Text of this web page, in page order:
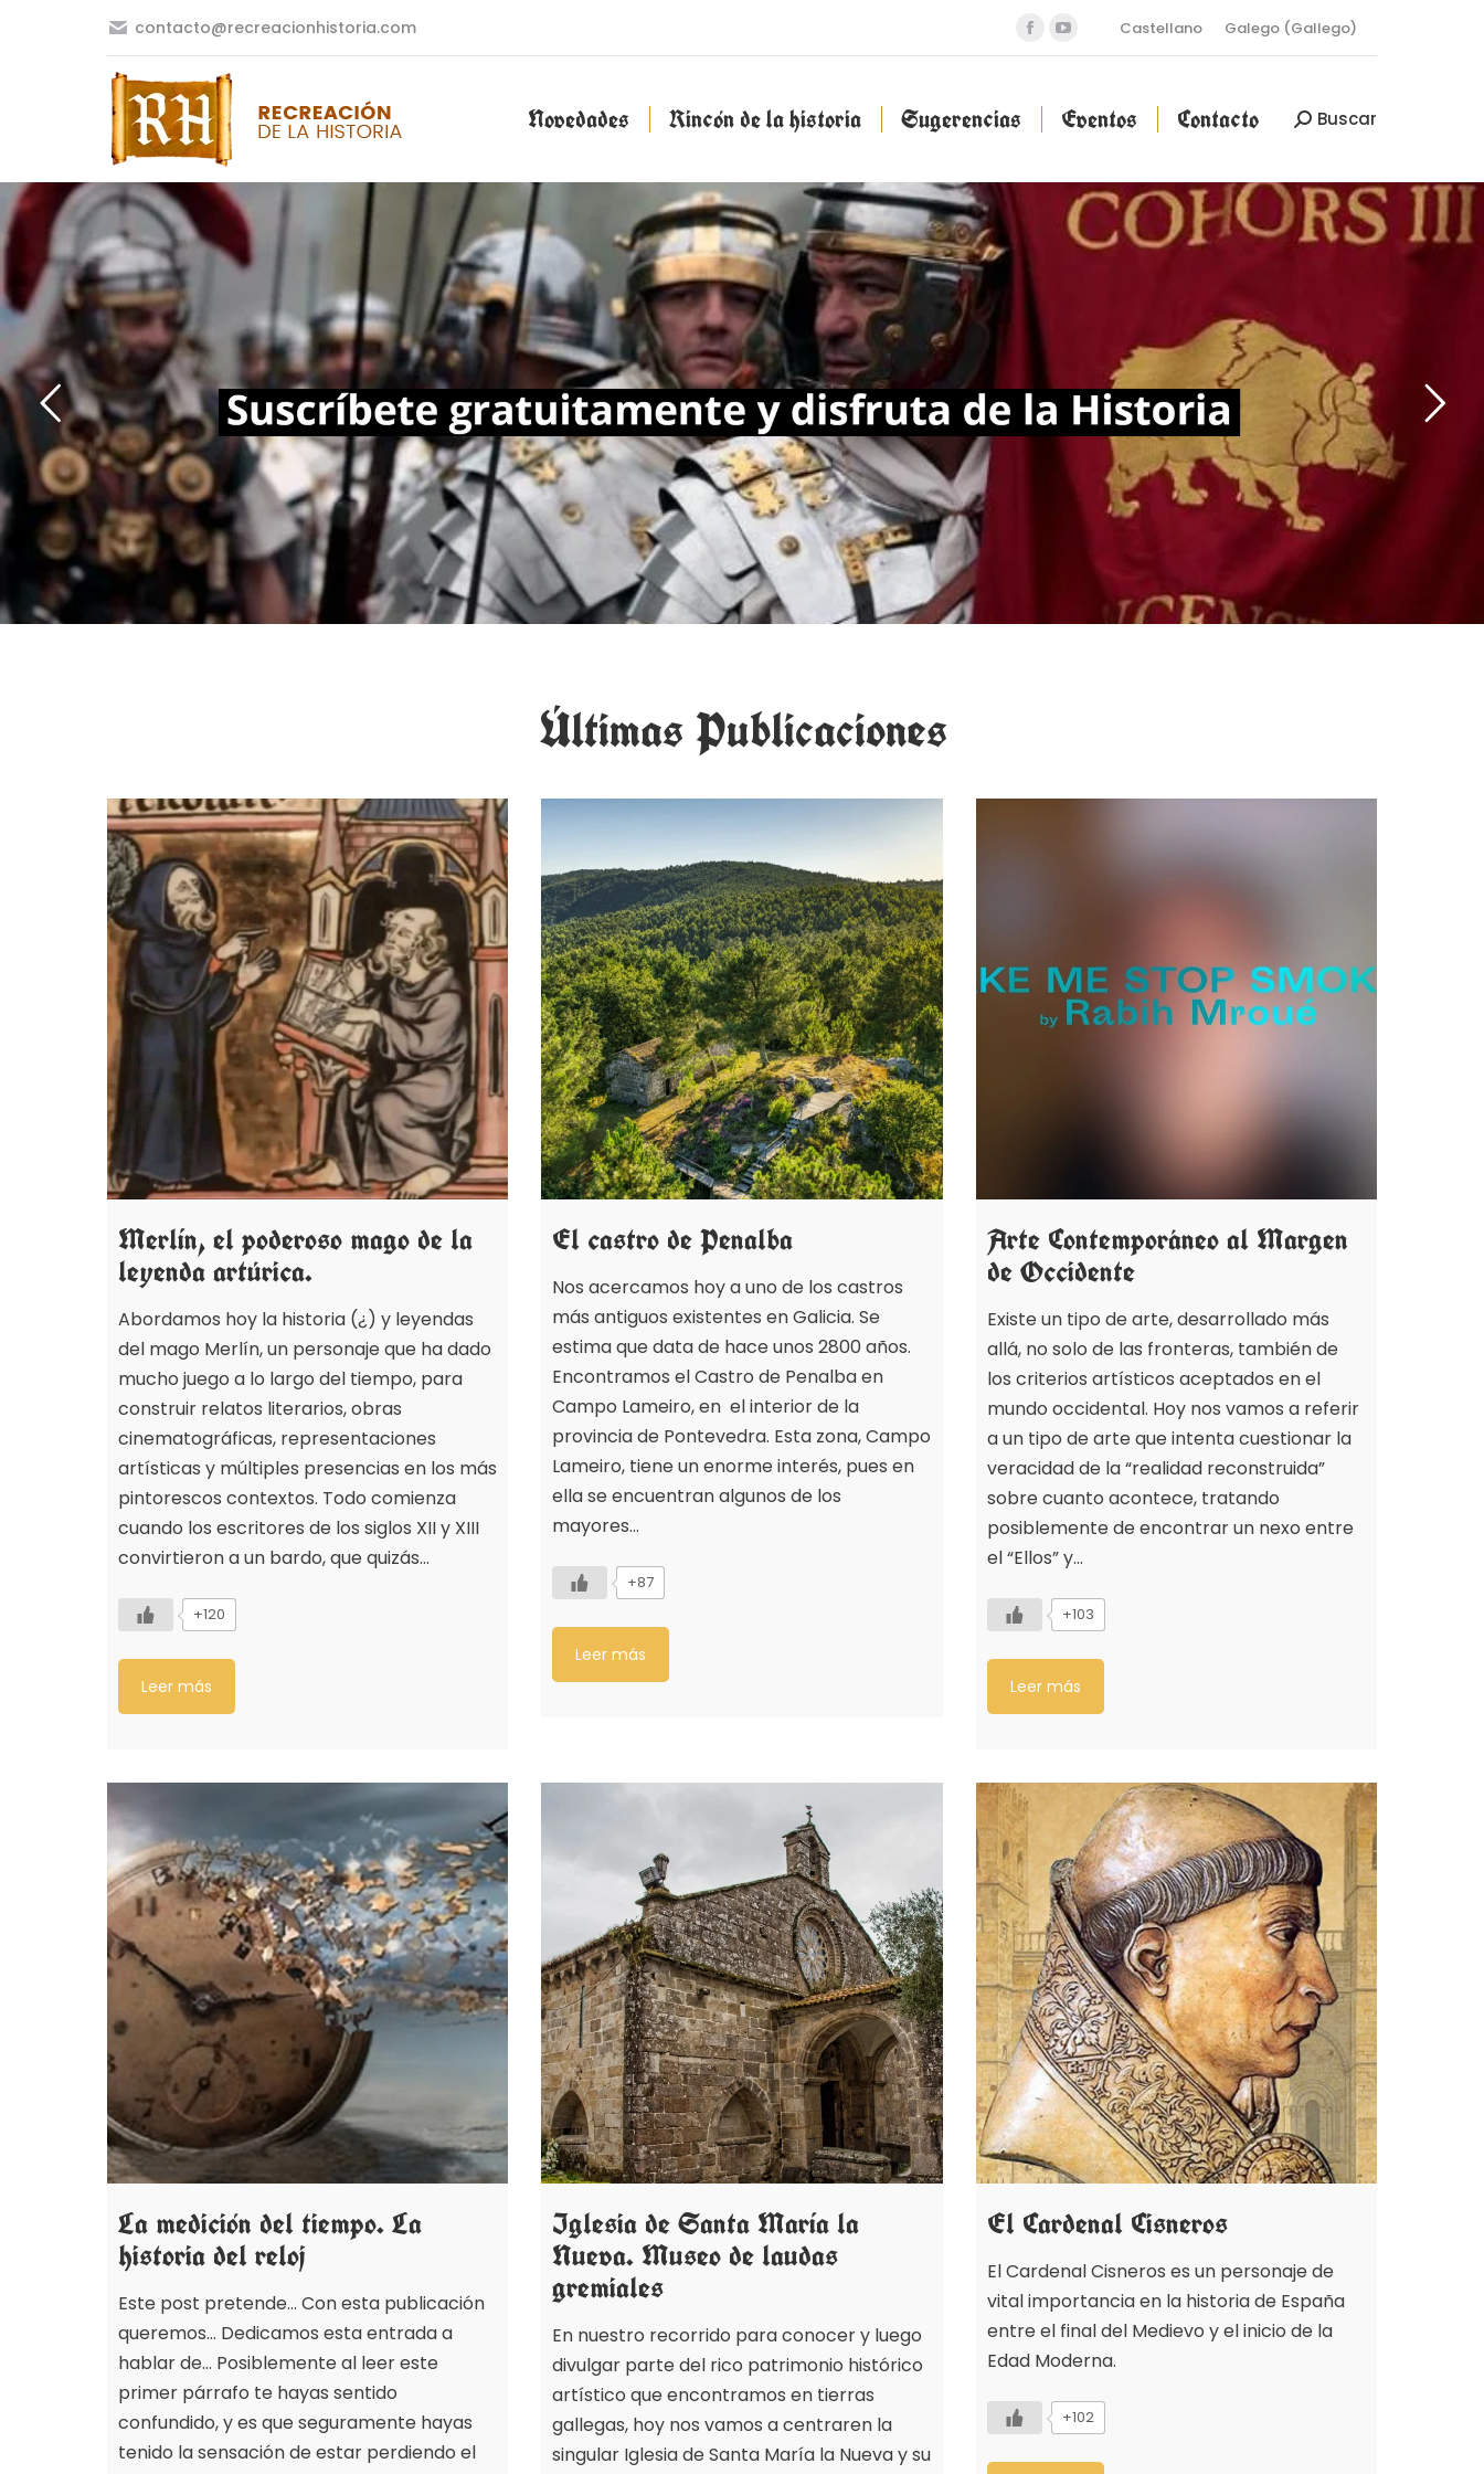
contacto@recreacionhistoria.com Castellano Galego (Gallego)
Novedades Rincón de la historia Sugerencias Eventos Contacto Buscar
Últimas Publicaciones
Merlín, el poderoso mago de la
leyenda artúrica.
Abordamos hoy la historia (¿) y leyendas
del mago Merlín, un personaje que ha dado
mucho juego a lo largo del tiempo, para
construir relatos literarios, obras
cinematográficas, representaciones
artísticas y múltiples presencias en los más
pintorescos contextos. Todo comienza
cuando los escritores de los siglos XII y XIII
convirtieron a un bardo, que quizás…
+120
Leer más
El castro de Penalba
Nos acercamos hoy a uno de los castros
más antiguos existentes en Galicia. Se
estima que data de hace unos 2800 años.
Encontramos el Castro de Penalba en
Campo Lameiro, en el interior de la
provincia de Pontevedra. Esta zona, Campo
Lameiro, tiene un enorme interés, pues en
ella se encuentran algunos de los
mayores…
+87
Leer más
Arte Contemporáneo al Margen
de Occidente
Existe un tipo de arte, desarrollado más
allá, no solo de las fronteras, también de
los criterios artísticos aceptados en el
mundo occidental. Hoy nos vamos a referir
a un tipo de arte que intenta cuestionar la
veracidad de la “realidad reconstruida”
sobre cuanto acontece, tratando
posiblemente de encontrar un nexo entre
el “Ellos” y…
+103
Leer más
La medición del tiempo. La
historia del reloj
Este post pretende… Con esta publicación
queremos… Dedicamos esta entrada a
hablar de… Posiblemente al leer este
primer párrafo te hayas sentido
confundido, y es que seguramente hayas
tenido la sensación de estar perdiendo el
Iglesia de Santa María la
Nueva. Museo de laudas
gremiales
En nuestro recorrido para conocer y luego
divulgar parte del rico patrimonio histórico
artístico que encontramos en tierras
gallegas, hoy nos vamos a centraren la
singular Iglesia de Santa María la Nueva y su
El Cardenal Cisneros
El Cardenal Cisneros es un personaje de
vital importancia en la historia de España
entre el final del Medievo y el inicio de la
Edad Moderna.
+102
Novedades Rincón de la historia Sugerencias Eventos Contacto Buscar